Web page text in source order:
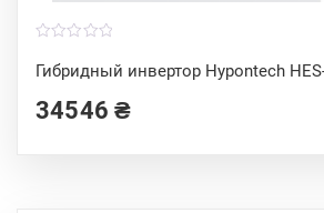
Гибридный инвертор Hypontech
o
u
o
f
34546₴